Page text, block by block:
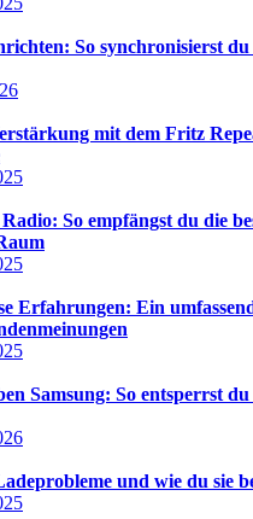
So synchronisierst
mit dem Fritz
So empfängst du die
Erfahrungen: Ein
Samsung: So entsperrst
und wie du sie